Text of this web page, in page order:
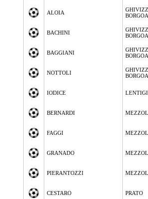
ALOIA
BACHINI
BAGGIANI
NOTTOLI
IODICE
BERNARDI
FAGGI
GRANADO
PIERANTOZZI
CESTARO PRATO